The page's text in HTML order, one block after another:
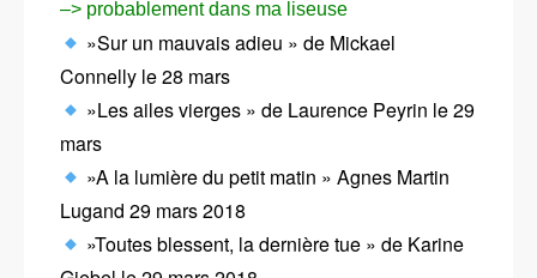
–> probablement dans ma liseuse
»Sur un mauvais adieu » de Mickael
Connelly le 28 mars
»Les ailes vierges » de Laurence Peyrin le 29
mars
»A la lumière du petit matin » Agnes Martin
Lugand 29 mars 2018
»Toutes blessent, la dernière tue » de Karine